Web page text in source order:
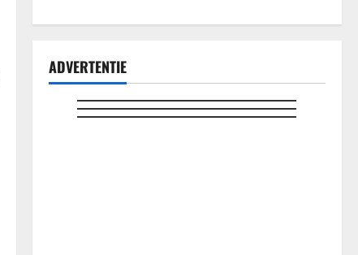
ADVERTENTIE